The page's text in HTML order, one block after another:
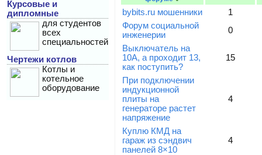
Курсовые и
дипломные
для студентов
всех
специальностей
Чертежи котлов
Котлы и
котельное
оборудование
bybits.ru мошенники
1
Форум социальной
инженерии
0
Выключатель на
10А, а проходит 13,
как поступить?
15
При подключении
индукционной
плиты на
генераторе растет
напряжение
4
Куплю КМД на
гараж из сэндвич
панелей 8×10
4